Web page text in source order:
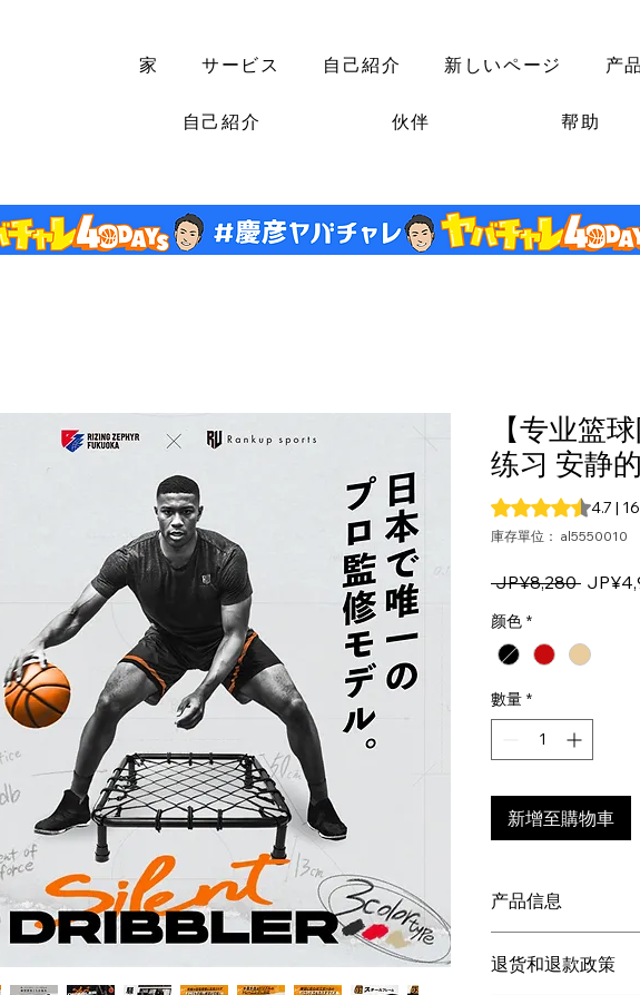
家 サービス 自己紹介 新しいページ 产
自己紹介 伙伴 帮助
【专业篮
练习 安静
根據 163 則評論
4.7 |
庫存單位： al5550010
JP¥8,280 一
格
颜色 *
數量 *
新增至購物車
产品信息
宽50厘米 x 高19厘
退货和退款政策